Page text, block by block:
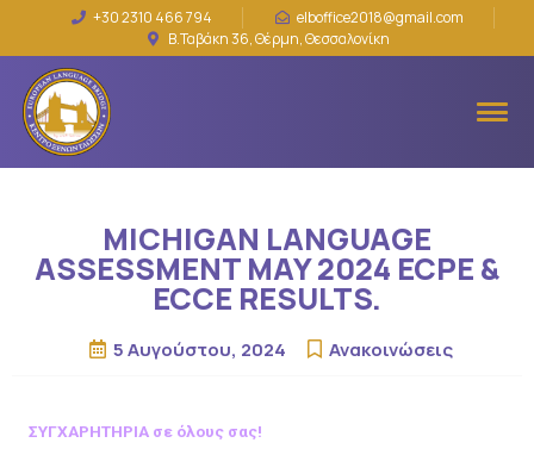
+30 2310 466 794
elboffice2018@gmail.com
Β.Ταβάκη 36, Θέρμη, Θεσσαλονίκη
MICHIGAN LANGUAGE
ASSESSMENT MAY 2024 ECPE &
ECCE RESULTS.
5 Αυγούστου, 2024 Ανακοινώσεις
ΣΥΓΧΑΡΗΤΗΡΙΑ σε όλους σας!